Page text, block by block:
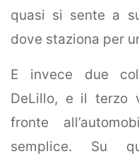
quasi si sente a
dove staziona per
E invece due
DeLillo, e il terzo
fronte
semplice. Su